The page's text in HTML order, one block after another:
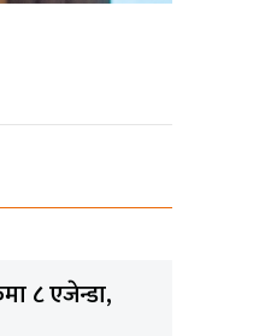
८ एजेन्डा,